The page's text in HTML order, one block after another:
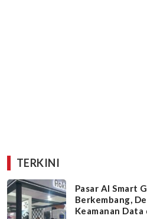
TERKINI
Pasar AI Smart
Berkembang,
Keamanan